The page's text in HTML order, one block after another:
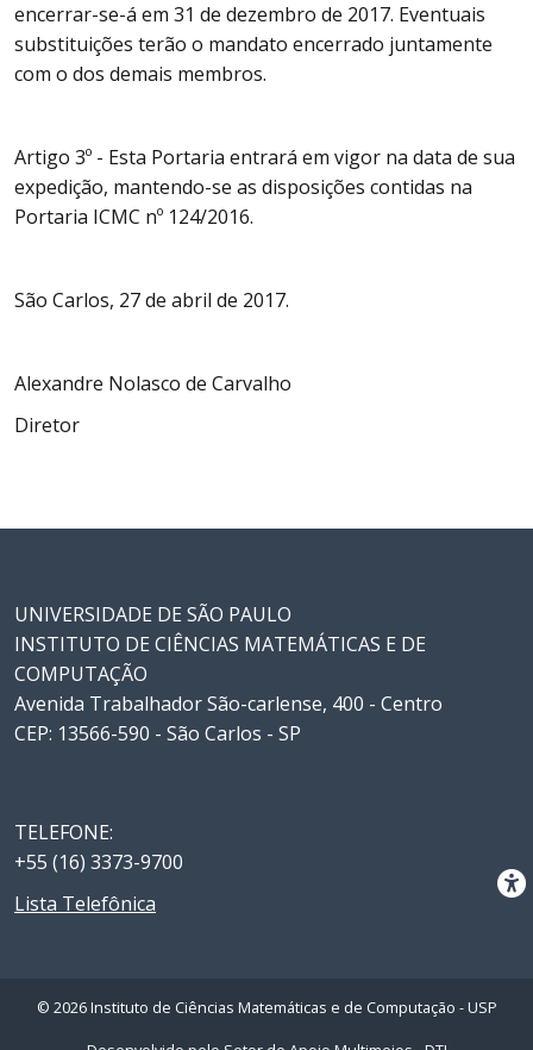
encerrar-se-á em 31 de dezembro de 2017. Eventuais
substituições terão o mandato encerrado juntamente
com o dos demais membros.
Artigo 3º - Esta Portaria entrará em vigor na data de sua
expedição, mantendo-se as disposições contidas na
Portaria ICMC nº 124/2016.
São Carlos, 27 de abril de 2017.
Alexandre Nolasco de Carvalho
Diretor
UNIVERSIDADE DE SÃO PAULO
INSTITUTO DE CIÊNCIAS MATEMÁTICAS E DE
COMPUTAÇÃO
Avenida Trabalhador São-carlense, 400 - Centro
CEP: 13566-590 - São Carlos - SP
TELEFONE:
+55 (16) 3373-9700
Lista Telefônica
© 2026 Instituto de Ciências Matemáticas e de Computação - USP